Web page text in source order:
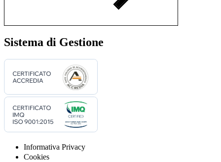
Sistema di Gestione
Informativa Privacy
Cookies